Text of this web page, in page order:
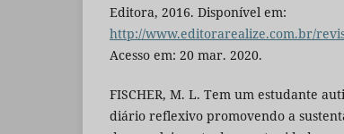
Editora, 2016. Disponível em:
http://www.editorarealize.com.br/
Acesso em: 20 mar. 2020.
FISCHER, M. L. Tem um estudante
diário reflexivo promovendo a